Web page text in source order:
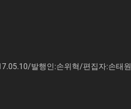
발행인:손위혁/편집자:손태원